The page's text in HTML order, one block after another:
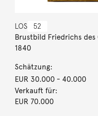
LOS 52
Brustbild Friedrichs des
1840
Schätzung:
EUR 30.000- 40.000
Verkauft für:
EUR 70.000